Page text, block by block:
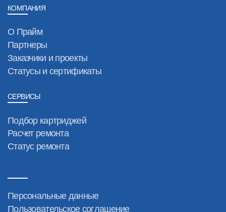
КОМПАНИЯ
О Прайм
Партнеры
Заказчики и проекты
Статусы и сертификаты
СЕРВИСЫ
Подбор картриджей
Расчет ремонта
Статус ремонта
Персональные данные
Пользовательское соглашение